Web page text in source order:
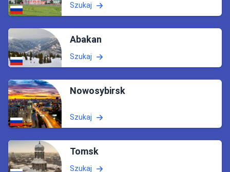
Szukaj
Abakan
Szukaj
Nowosybirsk
Szukaj
Tomsk
Szukaj